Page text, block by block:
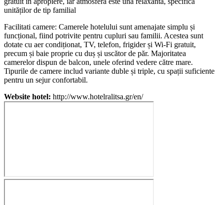
unităților de tip familial
Facilitati camere: Camerele hotelului sunt amenajate simplu și
funcțional, fiind potrivite pentru cupluri sau familii. Acestea sunt
dotate cu aer condiționat, TV, telefon, frigider și Wi-Fi gratuit,
precum și baie proprie cu duș și uscător de păr. Majoritatea
camerelor dispun de balcon, unele oferind vedere către mare.
Tipurile de camere includ variante duble și triple, cu spații suficiente
pentru un sejur confortabil.
Website hotel: http://www.hotelralitsa.gr/en/